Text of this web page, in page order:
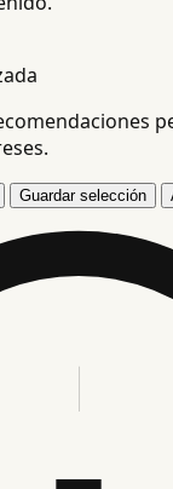
Guardar selección